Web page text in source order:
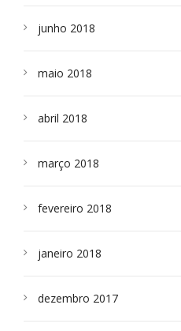
junho 2018
maio 2018
abril 2018
março 2018
fevereiro 2018
janeiro 2018
dezembro 2017